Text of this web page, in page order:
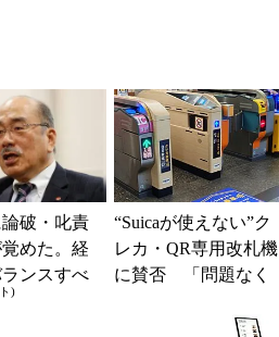
破・叱責
めた。経
ンスすべ
反
)
“Suicaが使えない”ク
レカ・QR専用改札機
に賛否 「問題なく
系ICの方がスムー...